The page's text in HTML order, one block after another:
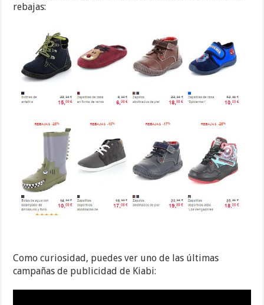
rebajas:
Como curiosidad, puedes ver uno de las últimas
campañas de publicidad de Kiabi: